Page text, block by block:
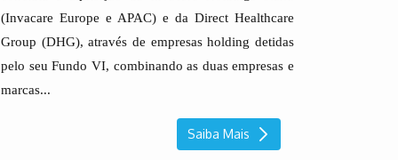
(Invacare Europe e APAC) e da Direct Healthcare
Group (DHG), através de empresas holding detidas
pelo seu Fundo VI, combinando as duas empresas e
marcas...
Saiba Mais